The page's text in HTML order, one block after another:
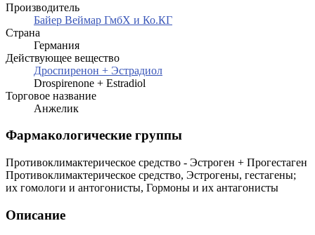
Производитель
Байер Веймар ГмбХ и Ко.КГ
Страна
Германия
Действующее вещество
Дроспиренон + Эстрадиол
Drospirenone + Estradiol
Торговое название
Анжелик
Фармакологические группы
Противоклимактерическое средство - Эстроген + Прогестаген
Противоклимактерическое средство, Эстрогены, гестагены;
их гомологи и антогонисты, Гормоны и их антагонисты
Описание